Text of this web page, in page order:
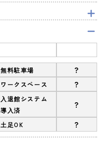
無料駐車場 ?
ワークスペース ?
入退館システム
導入済
?
土足OK ?